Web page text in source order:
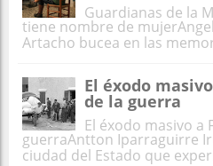
Guardianas de la
tiene nombre de
Artacho bucea en las
El éxodo
de la guerra
El éxodo masivo a
guerraAntton Iparraguirre
ciudad del Estado que